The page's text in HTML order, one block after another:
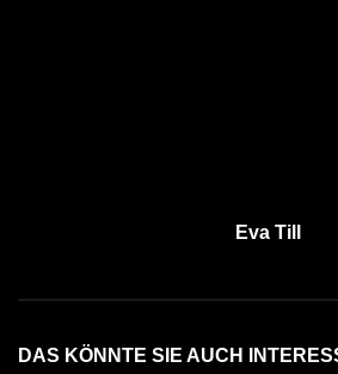
Eva Till
DAS KÖNNTE SIE AUCH